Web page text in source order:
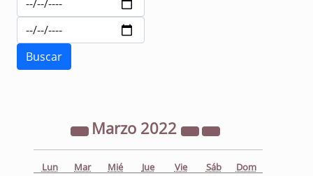
Marzo 2022
Lun Mar Mié Jue Vie Sáb Dom